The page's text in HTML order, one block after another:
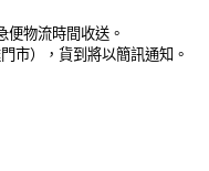
物流時間收送。
市），貨到將以簡訊通知。